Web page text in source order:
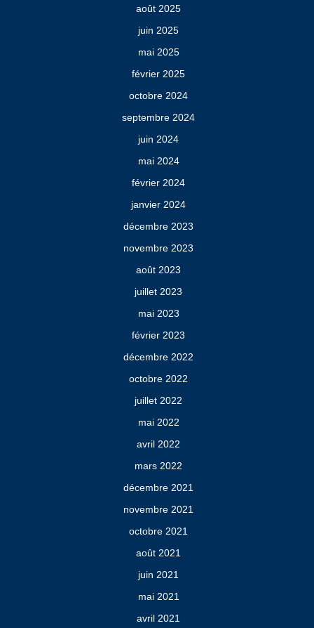
août 2025
juin 2025
mai 2025
février 2025
octobre 2024
septembre 2024
juin 2024
mai 2024
février 2024
janvier 2024
décembre 2023
novembre 2023
août 2023
juillet 2023
mai 2023
février 2023
décembre 2022
octobre 2022
juillet 2022
mai 2022
avril 2022
mars 2022
décembre 2021
novembre 2021
octobre 2021
août 2021
juin 2021
mai 2021
avril 2021